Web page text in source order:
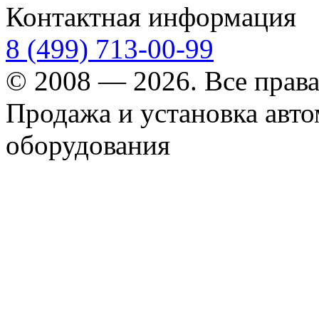
Контактная информация
8 (499) 713-00-99
© 2008 — 2026. Все
Продажа и установка
оборудования